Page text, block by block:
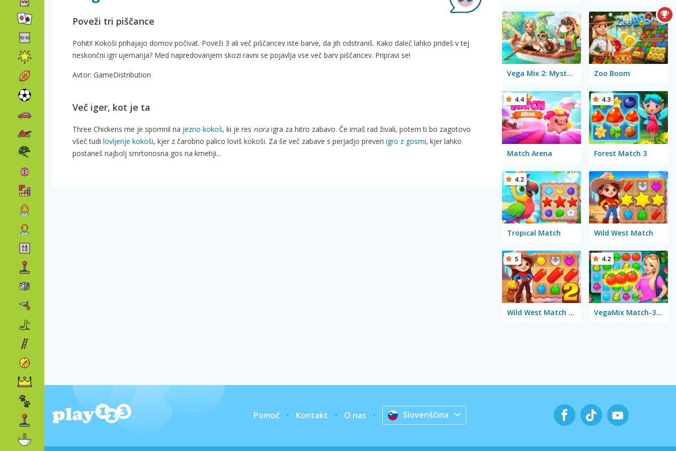
Poveži tri piščance
Pohiti! Kokoši prihajajo domov počivat. Poveži 3 ali več piščancev iste barve, da jih odstraniš. Kako daleč lahko prideš v tej
neskončni igri ujemanja? Med napredovanjem skozi ravni se pojavlja vse več barv piščancev. Pripravi se!
Avtor: GameDistribution
Več iger, kot je ta
Three Chickens me je spomnil na jezno kokoš, ki je res nora igra za hitro zabavo. Če imaš rad živali, potem ti bo zagotovo
všeč tudi lovljenje kokoši, kjer z čarobno palico loviš kokoši. Za še več zabave s perjadjo preveri igro z gosmi, kjer lahko
postaneš najbolj smrtonosna gos na kmetiji...
Vega Mix 2: Mystery of Island Zoo Boom
Match Arena
4.4
Forest Match 3
4.3
Tropical Match
4.2
Wild West Match
Wild West Match 2: The Gold Rush
5
VegaMix Match-3 Village
4.2
Pomoč Kontakt O nas Slovenščina